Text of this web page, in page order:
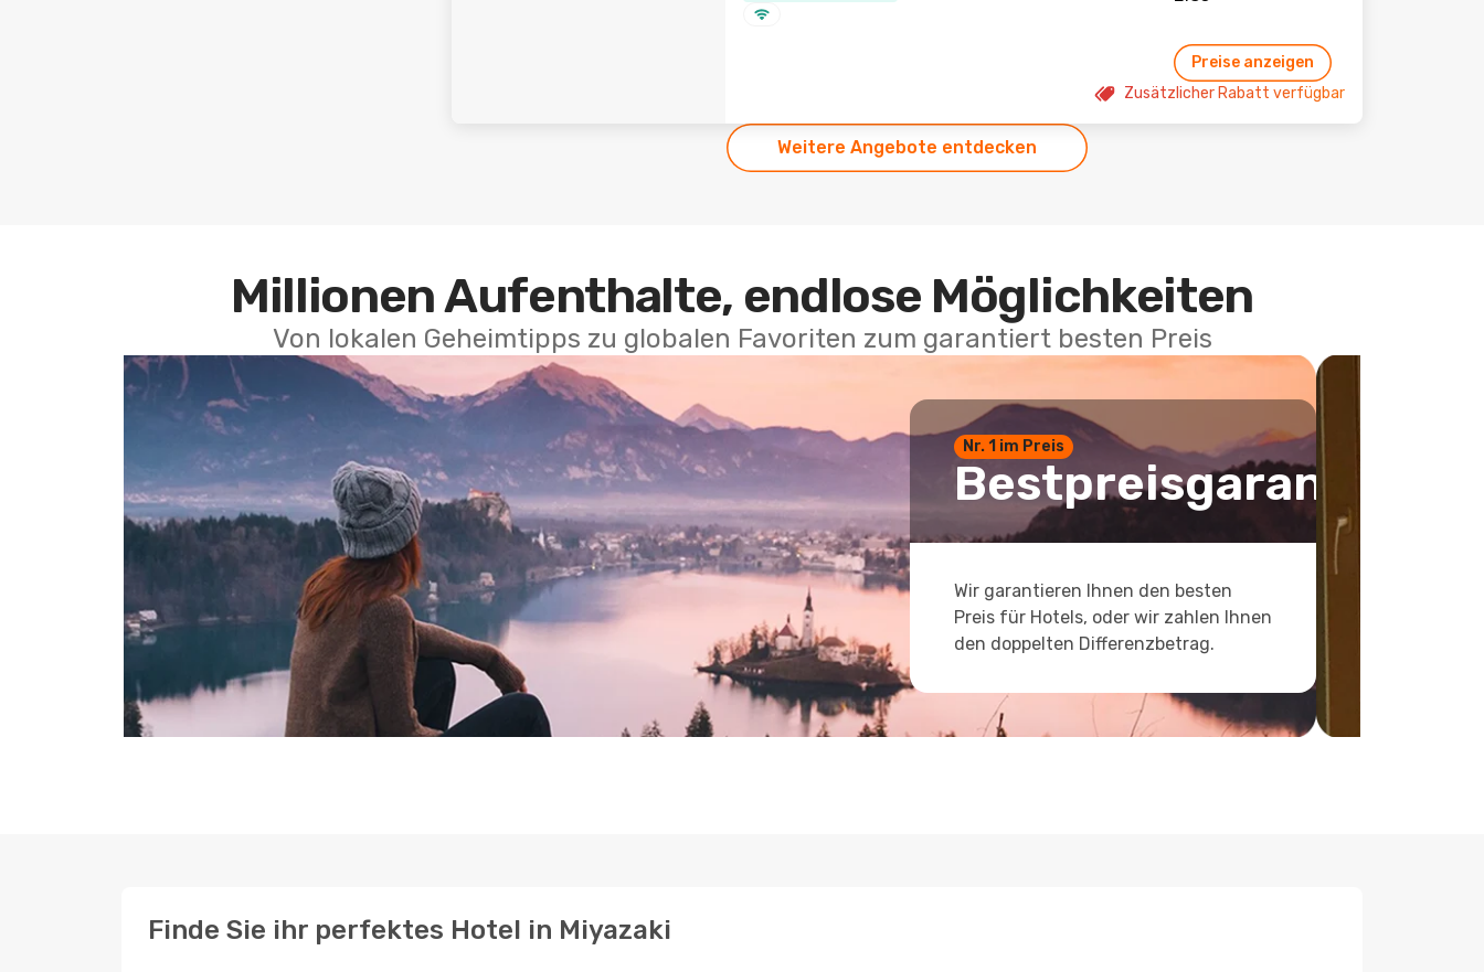
Preise anzeigen
Zusätzlicher Rabatt verfügbar
Weitere Angebote entdecken
Millionen Aufenthalte, endlose Möglichkeiten
Von lokalen Geheimtipps zu globalen Favoriten zum garantiert besten Preis
Nr. 1 im Preis
Bestpreisgarantie
Wir garantieren Ihnen den besten
Preis für Hotels, oder wir zahlen Ihnen
den doppelten Differenzbetrag.
Finde Sie ihr perfektes Hotel in Miyazaki